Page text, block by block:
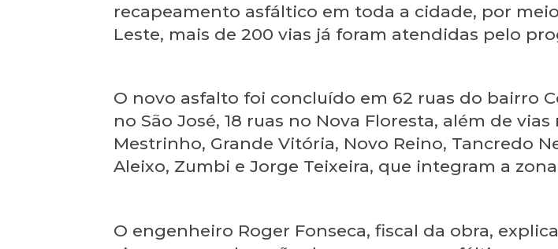
recapeamento asfáltico em toda a cidade, por
Leste, mais de 200 vias já foram atendidas pelo
O novo asfalto foi concluído em 62 ruas do bairro
no São José, 18 ruas no Nova Floresta, além de
Mestrinho, Grande Vitória, Novo Reino, Tancredo
Aleixo, Zumbi e Jorge Teixeira, que integram a
O engenheiro Roger Fonseca, fiscal da obra,